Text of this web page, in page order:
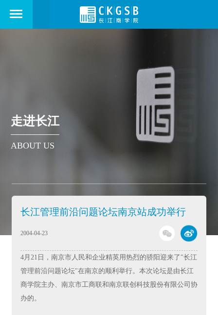
走进长江
ABOUT US
长江管理前沿问题论坛南京站成功举行
2004-04-23
4月21日，南京市人民和企业精英用热烈的骄阳迎来了"长江
管理前沿问题论坛"在南京的顺利举行。本次论坛是由长江
商学院主办、南京市工商联和南京联创科技股份有限公司协
办的。